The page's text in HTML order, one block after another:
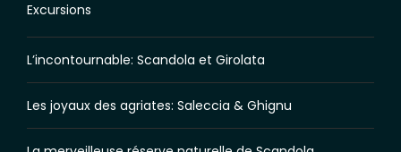
Excursions
L’incontournable: Scandola et Girolata
Les joyaux des agriates: Saleccia & Ghignu